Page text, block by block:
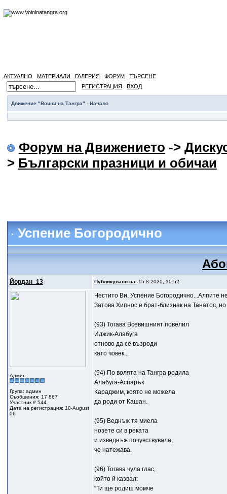
АКТУАЛНО МАТЕРИАЛИ ГАЛЕРИЯ ФОРУМ
ТЪРСЕНЕ
РЕГИСТРАЦИЯ
ВХОД
Движение "Воини на Тангра" - Начало
Форум на Движението ->
> Български празници и обичаи
Успение Богородично
Йордан_13 Публикувано на:15.8.2020, 10:52
Админ
Група: админ
Съобщения: 17 867
Участник # 544
Дата на регистрация: 10-August
06
Честито Ви, Успение Богородично...Алпите
Затова Хипнос е брат-близнак на Танатос,
(93) Тогава Всевишният повелил
Иджик-Алабуга
отново да се възроди
като човек...
(94) По волята на Тангра родила
Алабуга-Аспарък
Караджим, която не можела
да роди от Кашан.
(95) Веднъж тя миела
нозете си в реката
и изведнъж почувствувала,
че натежава.
(96) Тогава чула глас,
който й казвал:
“Ти ще родиш момче